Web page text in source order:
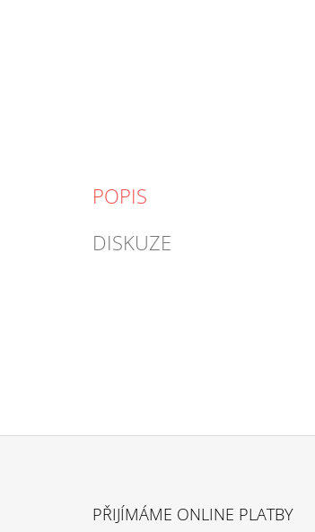
POPIS
DISKUZE
PŘIJÍMÁME ONLINE PLATBY